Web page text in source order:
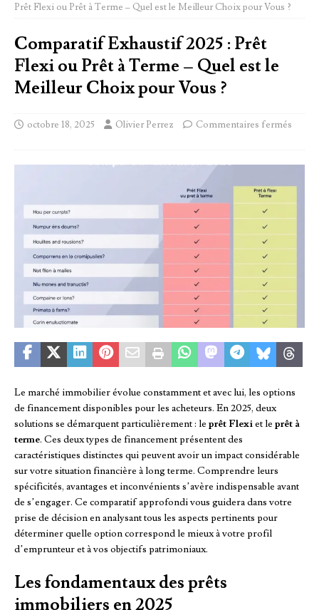
Prêt Flexi ou Prêt à Terme – Quel est le Meilleur Choix pour Vous ?
Comparatif Exhaustif 2025 : Prêt
Flexi ou Prêt à Terme – Quel est le
Meilleur Choix pour Vous ?
octobre 18, 2025 Olivier Perrez Commentaires fermés
Le marché immobilier évolue constamment et avec lui, les options
de financement disponibles pour les acheteurs. En 2025, deux
solutions se démarquent particulièrement : le prêt Flexiet le prêt à
terme. Ces deux types de financement présentent des
caractéristiques distinctes qui peuvent avoir un impact considérable
sur votre situation financière à long terme. Comprendre leurs
spécificités, avantages et inconvénients s’avère indispensable avant
de s’engager. Ce comparatif approfondi vous guidera dans votre
prise de décision en analysant tous les aspects pertinents pour
déterminer quelle option correspond le mieux à votre profil
d’emprunteur et à vos objectifs patrimoniaux.
Les fondamentaux des prêts
immobiliers en 2025